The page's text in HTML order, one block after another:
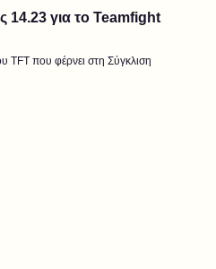
14.23 για το Teamfight
TFT που φέρνει στη Σύγκλιση